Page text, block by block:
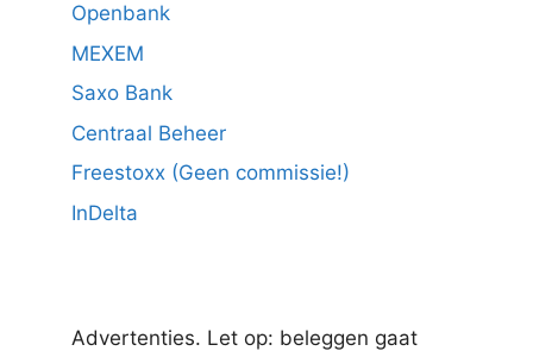
Openbank
MEXEM
Saxo Bank
Centraal Beheer
Freestoxx (Geen commissie!)
InDelta
Advertenties. Let op: beleggen gaat